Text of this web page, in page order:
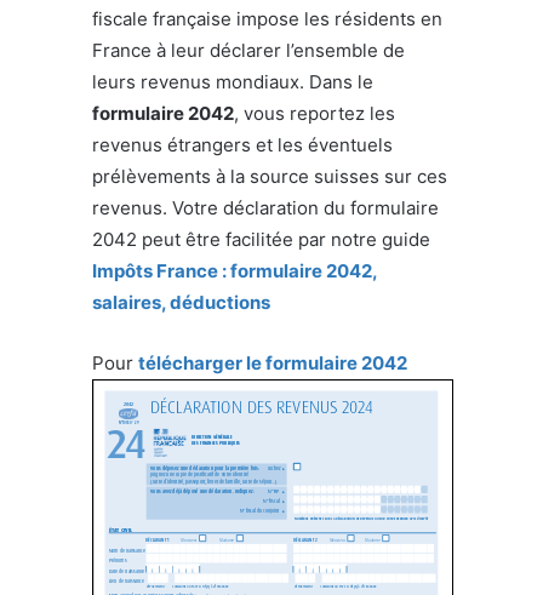
fiscale française impose les résidents en
France à leur déclarer l’ensemble de
leurs revenus mondiaux. Dans le
formulaire 2042, vous reportez les
revenus étrangers et les éventuels
prélèvements à la source suisses sur ces
revenus. Votre déclaration du formulaire
2042 peut être facilitée par notre guide
Impôts France : formulaire 2042,
salaires, déductions
Pour télécharger le formulaire 2042